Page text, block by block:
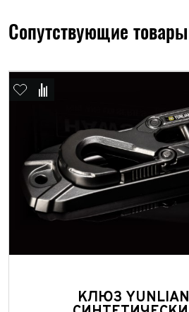
Сопутствующие товары
КЛЮЗ